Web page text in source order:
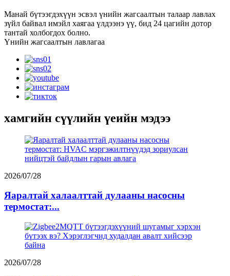
Манай бүтээгдэхүүн эсвэл үнийн жагсаалтын талаар лавлах
зүйл байвал имэйл хаягаа үлдээнэ үү, бид 24 цагийн дотор
тантай холбогдох болно.
Үнийн жагсаалтын лавлагаа
хамгийн сүүлийн үеийн мэдээ
2026/07/28
Яаралтай халаалттай дулааны насосны
термостат:...
2026/07/28